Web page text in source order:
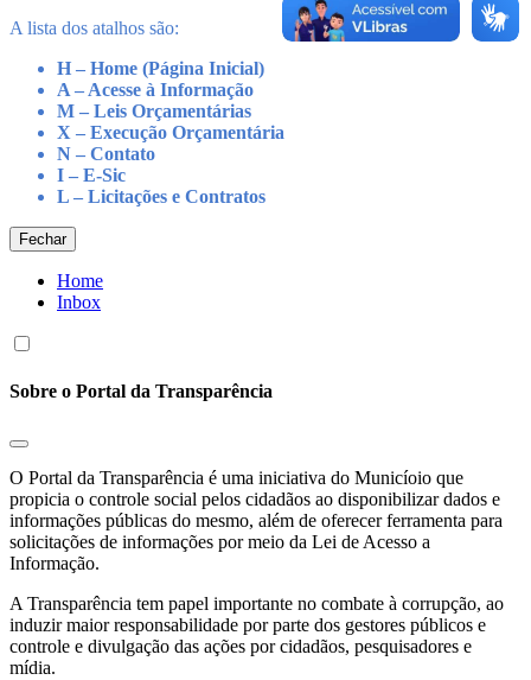
A lista dos atalhos são:
H – Home (Página Inicial)
A – Acesse à Informação
M – Leis Orçamentárias
X – Execução Orçamentária
N – Contato
I – E-Sic
L – Licitações e Contratos
Fechar
Home
Inbox
Sobre o Portal da Transparência
O Portal da Transparência é uma iniciativa do Municíoio que
propicia o controle social pelos cidadãos ao disponibilizar dados e
informações públicas do mesmo, além de oferecer ferramenta para
solicitações de informações por meio da Lei de Acesso a
Informação.
A Transparência tem papel importante no combate à corrupção, ao
induzir maior responsabilidade por parte dos gestores públicos e
controle e divulgação das ações por cidadãos, pesquisadores e
mídia.